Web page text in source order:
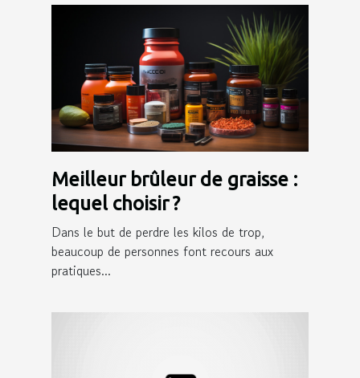
Meilleur brûleur de graisse :
lequel choisir ?
Dans le but de perdre les kilos de trop,
beaucoup de personnes font recours aux
pratiques...